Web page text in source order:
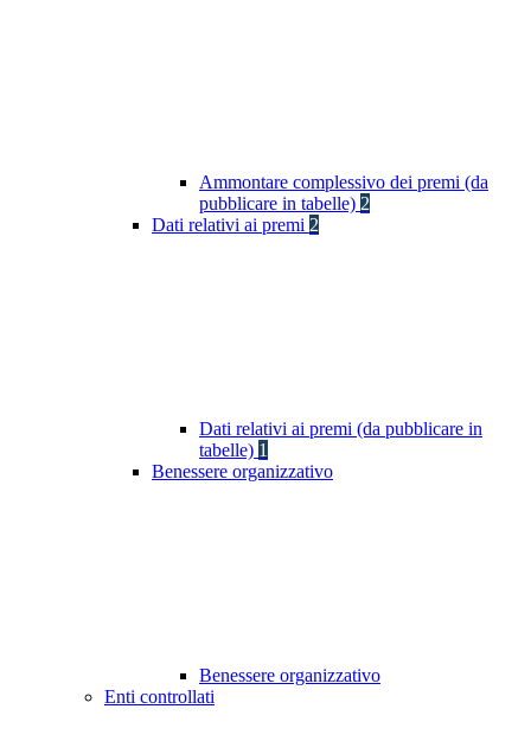
Ammontare complessivo dei premi (da
pubblicare in tabelle) 2
Dati relativi ai premi 2
Dati relativi ai premi (da pubblicare in
tabelle) 1
Benessere organizzativo
Benessere organizzativo
Enti controllati